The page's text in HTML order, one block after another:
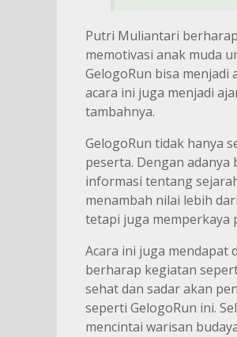
Putri Muliantari
memotivasi anak muda
GelogoRun bisa menjadi
acara ini juga menjadi
tambahnya.
GelogoRun tidak hanya
peserta. Dengan
informasi tentang
menambah nilai lebih
tetapi juga memperkaya
Acara ini juga mendapat
berharap kegiatan
sehat dan sadar akan
seperti GelogoRun ini.
mencintai warisan